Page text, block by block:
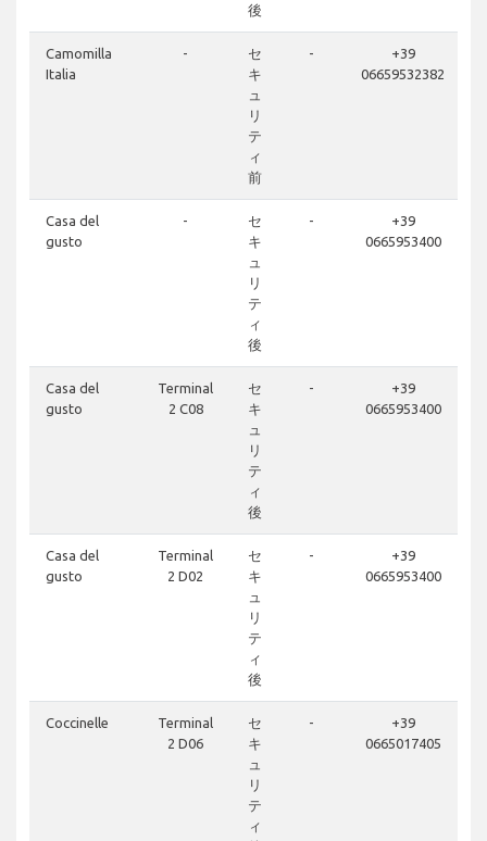
後
Camomilla
Italia
-
セ
キ
ュ
リ
テ
ィ
前
-
+39
06659532382
Casa del
gusto
-
セ
キ
ュ
リ
テ
ィ
後
-
+39
0665953400
Casa del
gusto
Terminal
2 C08
セ
キ
ュ
リ
テ
ィ
後
-
+39
0665953400
Casa del
gusto
Terminal
2 D02
セ
キ
ュ
リ
テ
ィ
後
-
+39
0665953400
Coccinelle
Terminal
2 D06
セ
キ
ュ
リ
テ
ィ
-
+39
0665017405